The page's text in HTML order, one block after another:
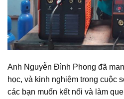
Anh Nguyễn Đình Phong đã
học, và kinh nghiệm trong cuộc
các bạn muốn kết nối và làm